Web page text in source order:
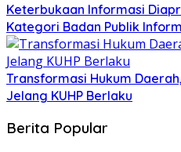
Keterbukaan Informasi
Kategori Badan Publik
Transformasi Hukum
Jelang KUHP Berlaku
Berita Popular